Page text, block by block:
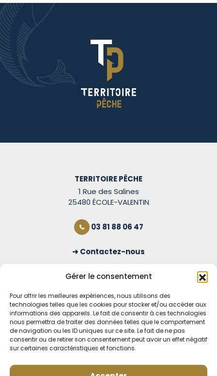
Gérer le consentement
Pour offrir les meilleures expériences, nous utilisons des
technologies telles que les cookies pour stocker et/ou accéder aux
informations des appareils. Le fait de consentir à ces technologies
nous permettra de traiter des données telles que le comportement
de navigation ou les ID uniques sur ce site. Le fait de ne pas
consentir ou de retirer son consentement peut avoir un effet négatif
sur certaines caractéristiques et fonctions.
TERRITOIRE PÊCHE
1 Rue des Salines
25480 ÉCOLE-VALENTIN
03 81 88 06 47
Contactez-nous
OUVERT TOUS LES JOURS
Voir nos horaires
MENTIONS LÉGALES